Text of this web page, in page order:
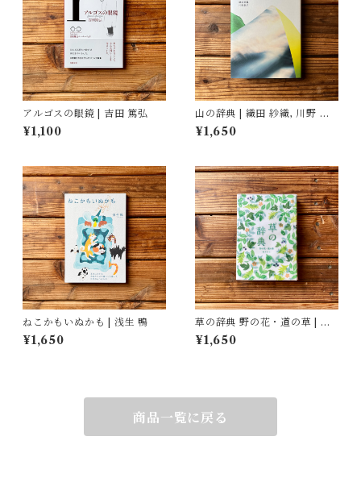
アルゴスの眼鏡 | 吉田 篤弘
¥1,100
山の辞典 | 織田 紗織, 川野 恭
子(著/文)
¥1,650
ねこかもいぬかも | 浅生 鴨
¥1,650
草の辞典 野の花・道の草 | 森
乃おと, ささきみえこ（イラス
ト）
¥1,650
商品一覧に戻る